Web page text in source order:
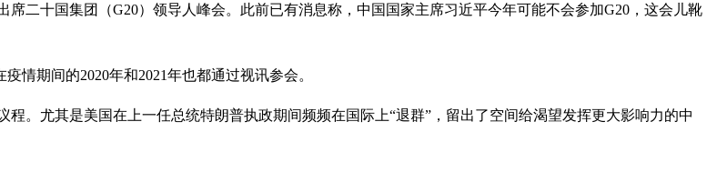
二十国集团（G20）领导人峰会。此前已有消息称，中国国家主席习近平今年可能不会参加G20，这会儿靴
情期间的2020年和2021年也都通过视讯参会。
。尤其是美国在上一任总统特朗普执政期间频频在国际上“退群”，留出了空间给渴望发挥更大影响力的中